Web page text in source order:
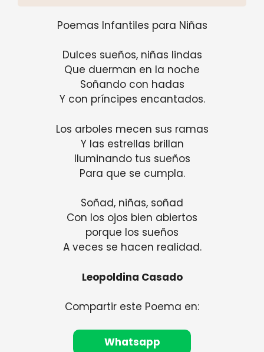
Poemas Infantiles para Niñas
Dulces sueños, niñas lindas
Que duerman en la noche
Soñando con hadas
Y con príncipes encantados.
Los arboles mecen sus ramas
Y las estrellas brillan
Iluminando tus sueños
Para que se cumpla.
Soñad, niñas, soñad
Con los ojos bien abiertos
porque los sueños
A veces se hacen realidad.
Leopoldina Casado
Compartir este Poema en:
Whatsapp